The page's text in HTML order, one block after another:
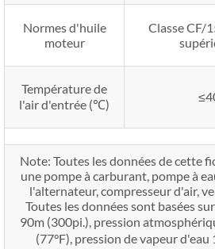
Normes d'huile
moteur
Classe CF/
Température de
l'air d'entrée (℃)
Note: Toutes les données de cette
une pompe à carburant, pompe à
l'alternateur, compresseur d'air,
Toutes les données sont basées
90m (300pi.), pression
(77°F), pression de vapeur